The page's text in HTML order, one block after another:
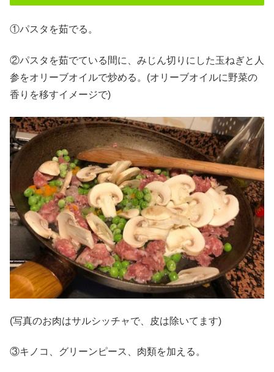
①パスタを茹でる。
②パスタを茹でている間に、みじん切りにした玉ねぎと人
参をオリーブオイルで炒める。(オリーブオイルに野菜の
香りを移すイメージで)
(写真のお肉はサルシッチャで、皮は除いてます)
③キノコ、グリーンピース、肉類を加える。